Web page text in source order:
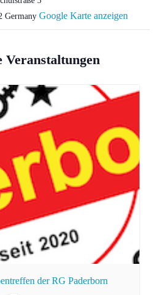
Germany Google Karte anzeigen
Veranstaltungen
der RG Paderborn